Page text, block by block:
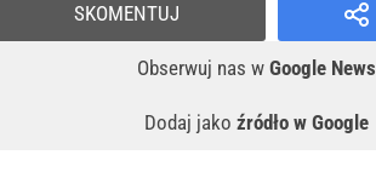
Obserwuj nas w Google News
Dodaj jako źródło w Google
SKOMENTUJ